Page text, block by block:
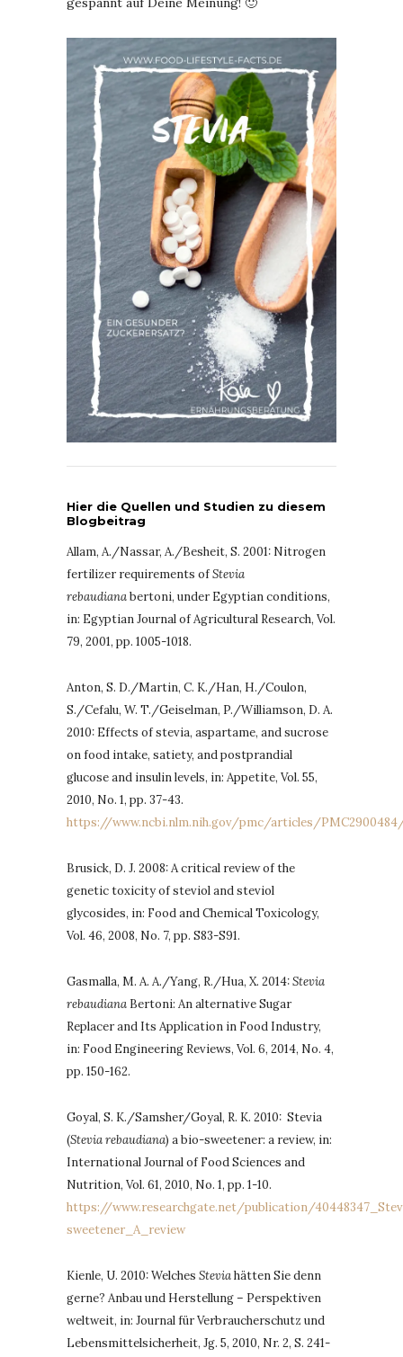
Hier die Quellen und Studien zu diesem
Blogbeitrag
Allam, A./Nassar, A./Besheit, S. 2001: Nitrogen
fertilizer requirements ofStevia
rebaudianabertoni, under Egyptian conditions,
in: Egyptian Journal of Agricultural Research, Vol.
79, 2001, pp. 1005-1018.
Anton, S. D./Martin, C. K./Han, H./Coulon,
S./Cefalu, W. T./Geiselman, P./Williamson, D. A.
2010: Effects of stevia, aspartame, and sucrose
on food intake, satiety, and postprandial
glucose and insulin levels, in: Appetite, Vol. 55,
2010, No. 1, pp. 37-43.
https://www.ncbi.nlm.nih.gov/pmc/articles/
Brusick, D. J. 2008: A critical review of the
genetic toxicity of steviol and steviol
glycosides, in: Food and Chemical Toxicology,
Vol. 46, 2008, No. 7, pp. S83-S91.
Gasmalla, M. A. A./Yang, R./Hua, X. 2014:Stevia
rebaudiana Bertoni: An alternative Sugar
Replacer and Its Application in Food Industry,
in: Food Engineering Reviews, Vol. 6, 2014, No. 4,
pp. 150-162.
Goyal, S. K./Samsher/Goyal, R. K. 2010: Stevia
(Stevia rebaudiana) a bio-sweetener: a review, in:
International Journal of Food Sciences and
Nutrition, Vol. 61, 2010, No. 1, pp. 1-10.
https://www.researchgate.net/publication/
sweetener_A_review
Kienle, U. 2010: Welches Steviahätten Sie denn
gerne? Anbau und Herstellung – Perspektiven
weltweit, in: Journal für Verbraucherschutz und
Lebensmittelsicherheit, Jg. 5, 2010, Nr. 2, S. 241-